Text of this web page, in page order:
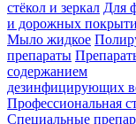
стёкол и зеркал Для
и дорожных
Мыло жидкое
препараты
содержанием
дезинфицирующих
Профессиональная
Специальные